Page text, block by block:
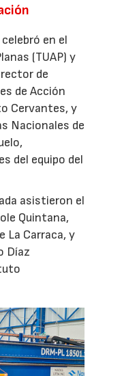
en el
(TUAP) y
de
de Acción
Cervantes, y
Nacionales de
del equipo del
asistieron el
Quintana,
La Carraca, y
Díaz